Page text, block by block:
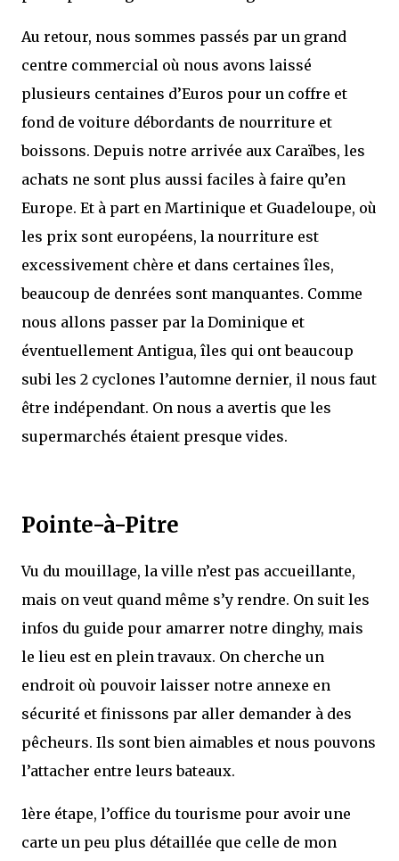
Au retour, nous sommes passés par un grand
centre commercial où nous avons laissé
plusieurs centaines d’Euros pour un coffre et
fond de voiture débordants de nourriture et
boissons. Depuis notre arrivée aux Caraïbes, les
achats ne sont plus aussi faciles à faire qu’en
Europe. Et à part en Martinique et Guadeloupe, où
les prix sont européens, la nourriture est
excessivement chère et dans certaines îles,
beaucoup de denrées sont manquantes. Comme
nous allons passer par la Dominique et
éventuellement Antigua, îles qui ont beaucoup
subi les 2 cyclones l’automne dernier, il nous faut
être indépendant. On nous a avertis que les
supermarchés étaient presque vides.
Pointe-à-Pitre
Vu du mouillage, la ville n’est pas accueillante,
mais on veut quand même s’y rendre. On suit les
infos du guide pour amarrer notre dinghy, mais
le lieu est en plein travaux. On cherche un
endroit où pouvoir laisser notre annexe en
sécurité et finissons par aller demander à des
pêcheurs. Ils sont bien aimables et nous pouvons
l’attacher entre leurs bateaux.
1ère étape, l’office du tourisme pour avoir une
carte un peu plus détaillée que celle de mon